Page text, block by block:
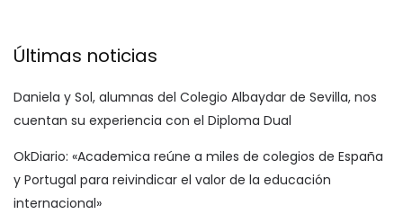
Últimas noticias
Daniela y Sol, alumnas del Colegio Albaydar de Sevilla, nos
cuentan su experiencia con el Diploma Dual
OkDiario: «Academica reúne a miles de colegios de España
y Portugal para reivindicar el valor de la educación
internacional»